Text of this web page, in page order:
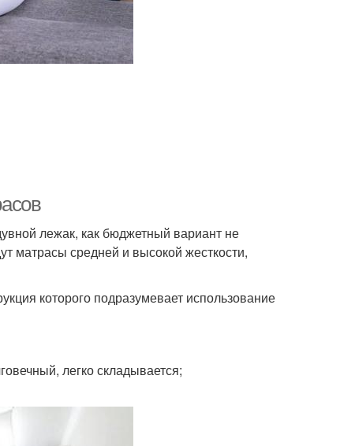
лежак, как бюджетный вариант не
матрасы средней и высокой жесткости,
которого подразумевает использование
легко складывается;